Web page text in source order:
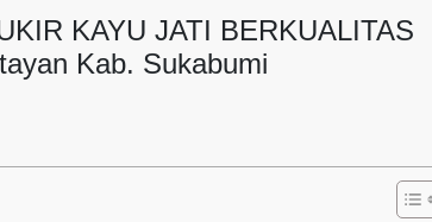
KAYU JATI BERKUALITAS
Kab. Sukabumi